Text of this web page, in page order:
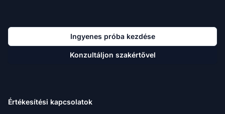
Ingyenes próba kezdése
Konzultáljon szakértővel
Értékesítési kapcsolatok